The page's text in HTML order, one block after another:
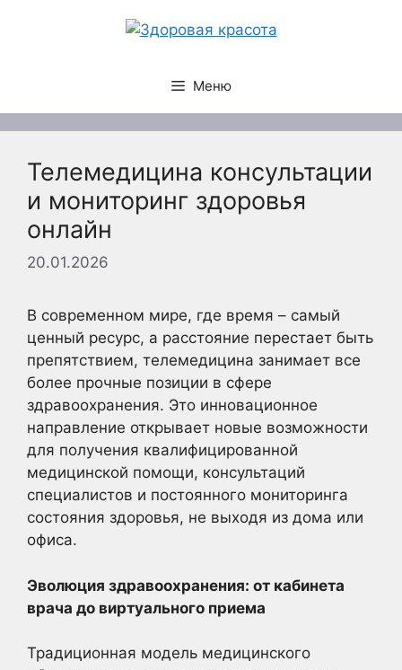
Меню
Телемедицина консультации
и мониторинг здоровья
онлайн
20.01.2026
В современном мире, где время – самый
ценный ресурс, а расстояние перестает быть
препятствием, телемедицина занимает все
более прочные позиции в сфере
здравоохранения. Это инновационное
направление открывает новые возможности
для получения квалифицированной
медицинской помощи, консультаций
специалистов и постоянного мониторинга
состояния здоровья, не выходя из дома или
офиса.
Эволюция здравоохранения: от кабинета
врача до виртуального приема
Традиционная модель медицинского